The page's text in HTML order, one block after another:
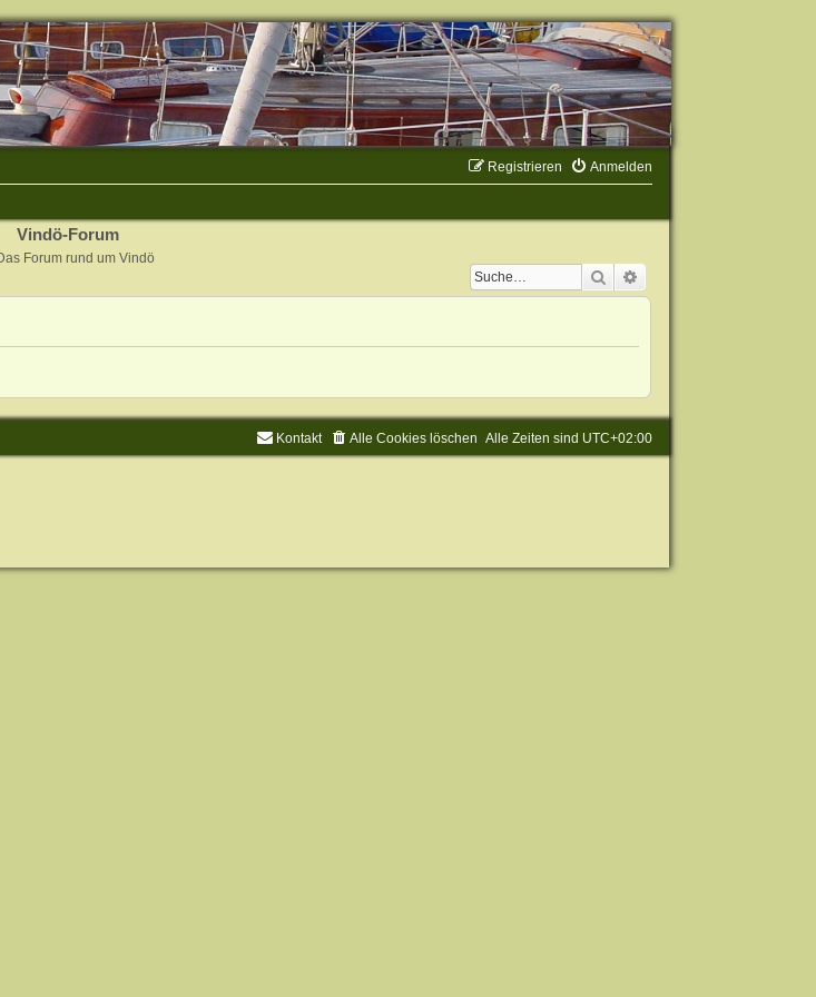
Anmelden
Registrieren
Vindö-Forum
Das Forum rund um Vindö
Suche
Alle Zeiten sind UTC+02:00
Alle Cookies löschen
Kontakt